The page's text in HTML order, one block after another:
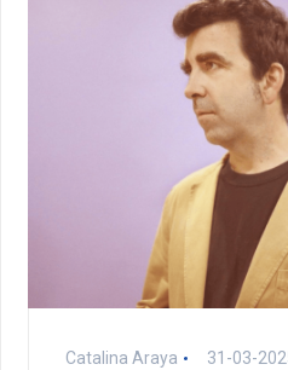
Catalina Araya 31-03-